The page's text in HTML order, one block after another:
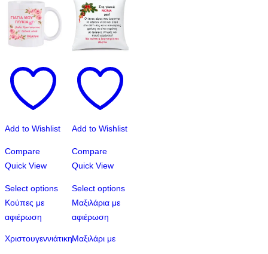
Add to Wishlist
Compare
Quick View
Select options
Κούπες με
αφιέρωση
Χριστουγεννιάτικη
Add to Wishlist
Compare
Quick View
Select options
Αυτό
το
έχει
Μαξιλάρια με
αφιέρωση
Μαξιλάρι με